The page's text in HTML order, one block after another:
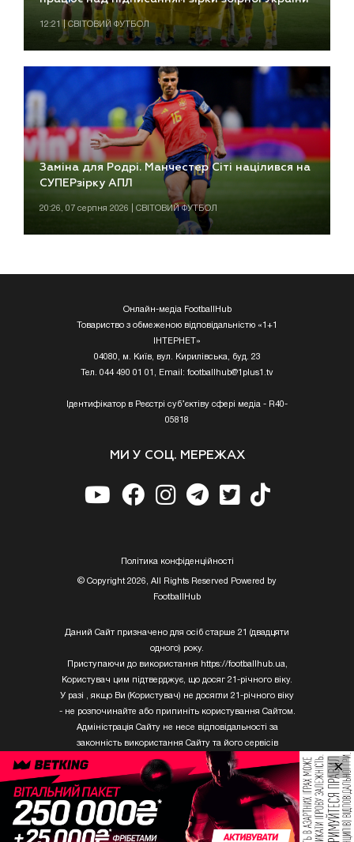
12:21 | СВІТОВИЙ ФУТБОЛ
Заміна для Родрі. Манчестер Сіті націлився на
СУПЕРзірку АПЛ
20:26, 07 серпня 2026 | СВІТОВИЙ ФУТБОЛ
Онлайн-медіа FootballHub
Товариство з обмеженою відповідальністю «1+1
ІНТЕРНЕТ»
04080, м. Київ, вул. Кирилівська, буд. 23
Тел. 044 490 01 01, Email: footballhub@1plus1.tv
Ідентифікатор в Реєстрі суб’єктіву сфері медіа - R40-
05818
МИ У СОЦ. МЕРЕЖАХ
Полiтика конфiденцiйностi
© Copyright 2026, All Rights Reserved Powered by
FootballHub
Даний Сайт призначено для осіб старше 21 (двадцяти
одного) року.
Приступаючи до використання https://footballhub.ua,
Користувач цим підтверджує, що досяг 21-річного віку.
У разі , якщо Ви (Користувач) не досягли 21-річного віку
- не розпочинайте або припиніть користування Сайтом.
Адміністрація Сайту не несе відповідальності за
законність використання Сайту та його сервісів
Користувачем, який не досяг 21-річного віку.
Твори Getty Images, що розміщені на сайті, не можуть
бути використані третіми особами без письмового
дозволу ТОВ «ГЛОБАЛ ІМІДЖЕС ЮКРЕЙН.
×